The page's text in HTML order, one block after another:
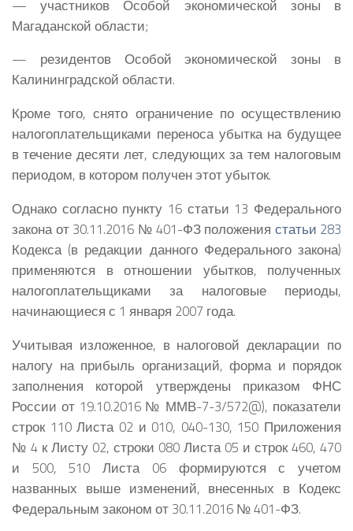
— участников Особой экономической зоны в
Магаданской области;
— резидентов Особой экономической зоны в
Калининградской области.
Кроме того, снято ограничение по осуществлению
налогоплательщиками переноса убытка на будущее
в течение десяти лет, следующих за тем налоговым
периодом, в котором получен этот убыток.
Однако согласно пункту 16 статьи 13 Федерального
закона от 30.11.2016 № 401-ФЗ положения статьи 283
Кодекса (в редакции данного Федерального закона)
применяются в отношении убытков, полученных
налогоплательщиками за налоговые периоды,
начинающиеся с 1 января 2007 года.
Учитывая изложенное, в налоговой декларации по
налогу на прибыль организаций, форма и порядок
заполнения которой утверждены приказом ФНС
России от 19.10.2016 № ММВ-7-3/572@), показатели
строк 110 Листа 02 и 010, 040-130, 150 Приложения
№ 4 к Листу 02, строки 080 Листа 05 и строк 460, 470
и 500, 510 Листа 06 формируются с учетом
названных выше изменений, внесенных в Кодекс
Федеральным законом от 30.11.2016 № 401-ФЗ.